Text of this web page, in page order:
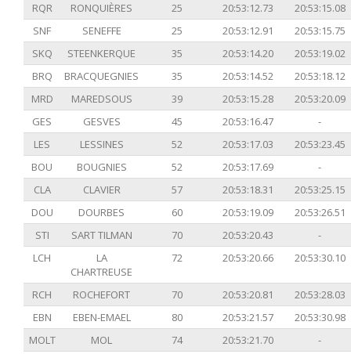
RQR
RONQUIÈRES 25 20:53:12.73
20:53:15.08
SNF
SENEFFE 25 20:53:12.91
20:53:15.75
SKQ
STEENKERQUE 35 20:53:14.20
20:53:19.02
BRQ
BRACQUEGNIES 35 20:53:14.52
20:53:18.12
MRD
MAREDSOUS 39 20:53:15.28
20:53:20.09
GES
GESVES 45 20:53:16.47
-
LES
LESSINES 52 20:53:17.03
20:53:23.45
BOU
BOUGNIES 52 20:53:17.69
-
CLA
CLAVIER 57 20:53:18.31
20:53:25.15
DOU
DOURBES 60 20:53:19.09
20:53:26.51
STI
SART TILMAN 70 20:53:20.43
-
LCH
LA
CHARTREUSE
72 20:53:20.66 20:53:30.10
RCH ROCHEFORT 70 20:53:20.81
20:53:28.03
EBN
EBEN-EMAEL 80 20:53:21.57
20:53:30.98
MOLT
MOL 74 20:53:21.70 -